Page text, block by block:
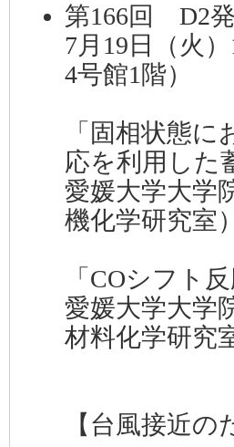
第166回 D2
7月19日（火
4号館1階）
「固相状態
応を利用した
愛媛大学大
機化学研究室
「COシフト
愛媛大学大
材料化学研究
【台風接近